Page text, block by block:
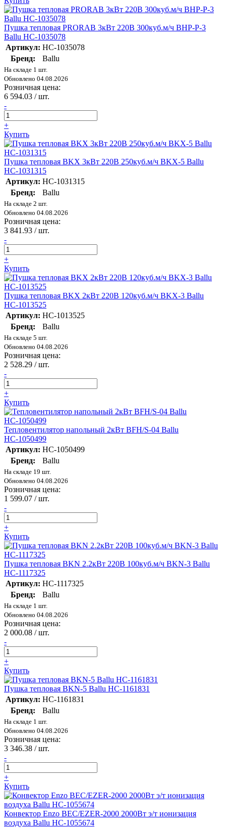
Пушка тепловая PRORAB 3кВт 220В 300куб.м/ч BHP-P-3
Ballu НС-1035078
Артикул: НС-1035078
Бренд:
Ballu
На складе 1 шт.
Обновлено 04.08.2026
Розничная цена:
6 594.03 / шт.
-
+
Купить
Пушка тепловая BKX 3кВт 220В 250куб.м/ч BKX-5 Ballu
НС-1031315
Артикул: НС-1031315
Бренд:
Ballu
На складе 2 шт.
Обновлено 04.08.2026
Розничная цена:
3 841.93 / шт.
-
+
Купить
Пушка тепловая BKX 2кВт 220В 120куб.м/ч BKX-3 Ballu
НС-1013525
Артикул: НС-1013525
Бренд:
Ballu
На складе 5 шт.
Обновлено 04.08.2026
Розничная цена:
2 528.29 / шт.
-
+
Купить
Тепловентилятор напольный 2кВт BFH/S-04 Ballu
НС-1050499
Артикул: НС-1050499
Бренд:
Ballu
На складе 19 шт.
Обновлено 04.08.2026
Розничная цена:
1 599.07 / шт.
-
+
Купить
Пушка тепловая BKN 2.2кВт 220В 100куб.м/ч BKN-3 Ballu
НС-1117325
Артикул: НС-1117325
Бренд:
Ballu
На складе 1 шт.
Обновлено 04.08.2026
Розничная цена:
2 000.08 / шт.
-
+
Купить
Пушка тепловая BKN-5 Ballu НС-1161831
Артикул: НС-1161831
Бренд:
Ballu
На складе 1 шт.
Обновлено 04.08.2026
Розничная цена:
3 346.38 / шт.
-
+
Купить
Конвектор Enzo BEC/EZER-2000 2000Вт э/т ионизация
воздуха Ballu НС-1055674